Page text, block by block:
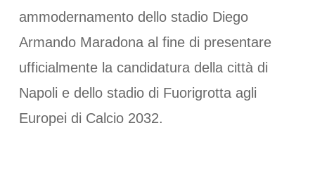
ammodernamento dello stadio Diego
Armando Maradona al fine di presentare
ufficialmente la candidatura della città di
Napoli e dello stadio di Fuorigrotta agli
Europei di Calcio 2032.